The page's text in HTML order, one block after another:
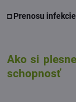
◘ Prenosu
Ako si
schopnosť